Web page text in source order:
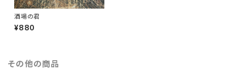
酒場の君
¥880
その他の商品